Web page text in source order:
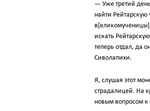
— Уже третий
найти
искать
теперь отдал, да
Сиволапихи.
Я, слушая этот
страдалицей. На
новым вопросом к